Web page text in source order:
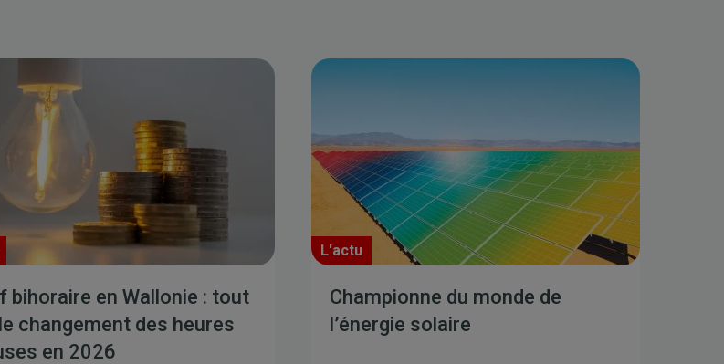
bihoraire en Wallonie : tout
changement des heures
en 2026
L'actu
Championne du monde de
l’énergie solaire